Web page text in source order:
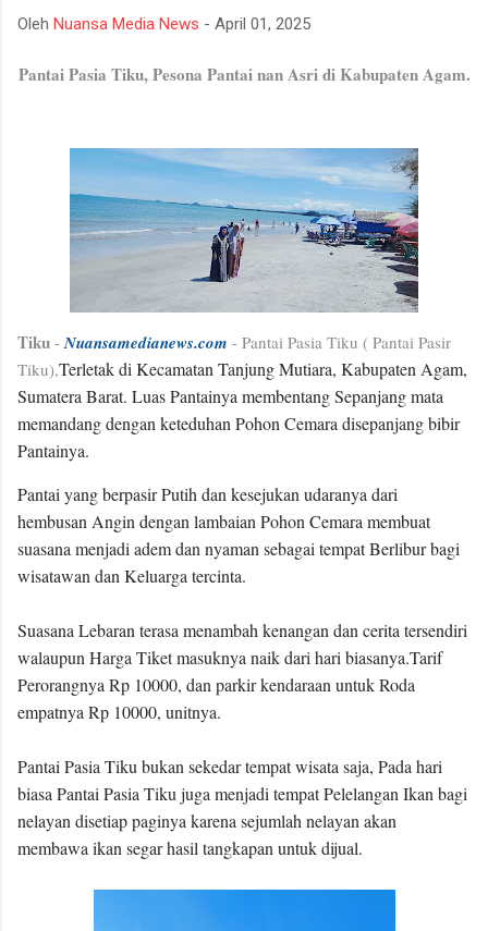
oleh unsur TNI, Polri, BPBD, Manggala Agni, Dinas Pemadam
elemen masyarakat. Melalui kegiatan ini, seluruh peserta
personel dan peralatan, hingga simulasi pe...
Oleh Nuansa Media News - April 01, 2025
Pantai Pasia Tiku, Pesona Pantai nan Asri di Kabupaten Agam.
Tiku -Nuansamedianews.com - Pantai Pasia Tiku ( Pantai Pasir
Tiku),Terletak di Kecamatan Tanjung Mutiara, Kabupaten Agam,
Sumatera Barat. Luas Pantainya membentang Sepanjang mata
memandang dengan keteduhan Pohon Cemara disepanjang bibir
Pantainya.
Pantai yang berpasir Putih dan kesejukan udaranya dari
hembusan Angin dengan lambaian Pohon Cemara membuat
suasana menjadi adem dan nyaman sebagai tempat Berlibur bagi
wisatawan dan Keluarga tercinta.
Suasana Lebaran terasa menambah kenangan dan cerita tersendiri
walaupun Harga Tiket masuknya naik dari hari biasanya.Tarif
Perorangnya Rp 10000, dan parkir kendaraan untuk Roda
empatnya Rp 10000, unitnya.
Pantai Pasia Tiku bukan sekedar tempat wisata saja, Pada hari
biasa Pantai Pasia Tiku juga menjadi tempat Pelelangan Ikan bagi
nelayan disetiap paginya karena sejumlah nelayan akan
membawa ikan segar hasil tangkapan untuk dijual.